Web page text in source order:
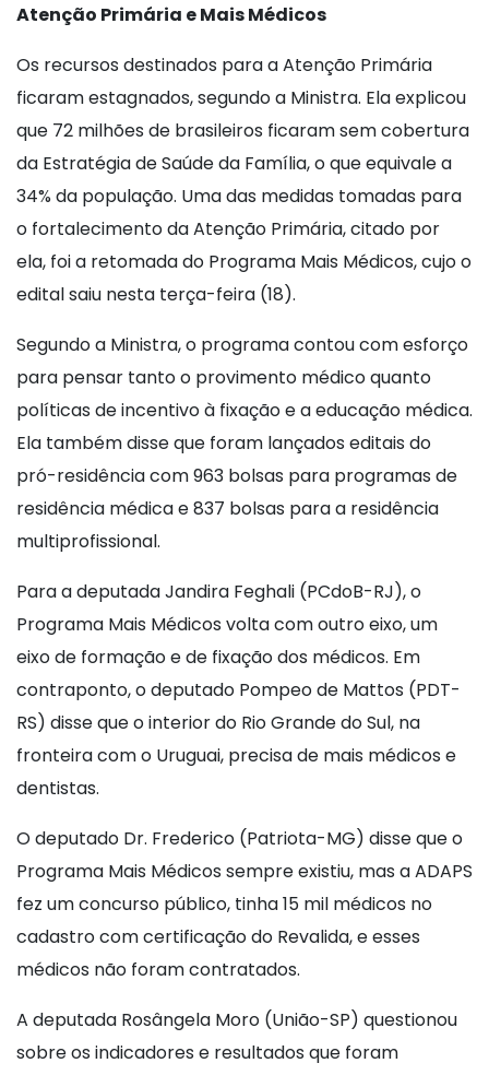
Atenção Primária e Mais Médicos
Os recursos destinados para a Atenção Primária
ficaram estagnados, segundo a Ministra. Ela explicou
que 72 milhões de brasileiros ficaram sem cobertura
da Estratégia de Saúde da Família, o que equivale a
34% da população. Uma das medidas tomadas para
o fortalecimento da Atenção Primária, citado por
ela, foi a retomada do Programa Mais Médicos, cujo o
edital saiu nesta terça-feira (18).
Segundo a Ministra, o programa contou com esforço
para pensar tanto o provimento médico quanto
políticas de incentivo à fixação e a educação médica.
Ela também disse que foram lançados editais do
pró-residência com 963 bolsas para programas de
residência médica e 837 bolsas para a residência
multiprofissional.
Para a deputada Jandira Feghali (PCdoB-RJ), o
Programa Mais Médicos volta com outro eixo, um
eixo de formação e de fixação dos médicos. Em
contraponto, o deputado Pompeo de Mattos (PDT-
RS) disse que o interior do Rio Grande do Sul, na
fronteira com o Uruguai, precisa de mais médicos e
dentistas.
O deputado Dr. Frederico (Patriota-MG) disse que o
Programa Mais Médicos sempre existiu, mas a ADAPS
fez um concurso público, tinha 15 mil médicos no
cadastro com certificação do Revalida, e esses
médicos não foram contratados.
A deputada Rosângela Moro (União-SP) questionou
sobre os indicadores e resultados que foram